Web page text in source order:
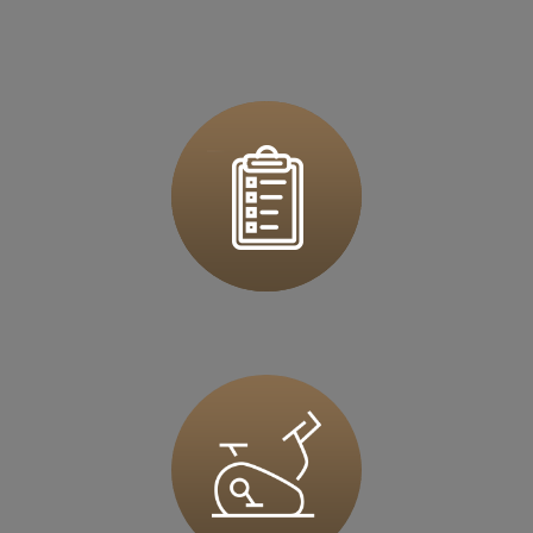
36 MINUT Dzierżoniów
ul. Ks.Dzierżonia 51
58-200 Dzierżoniów
Zapisz mnie
36 MINUT Europejskie
ul. Myśliborska 37
36 MINUT Gliwice
Al. Jana Nowaka-Jeziorańskiego 5D
44-100 Gliwice
Zapisz mnie